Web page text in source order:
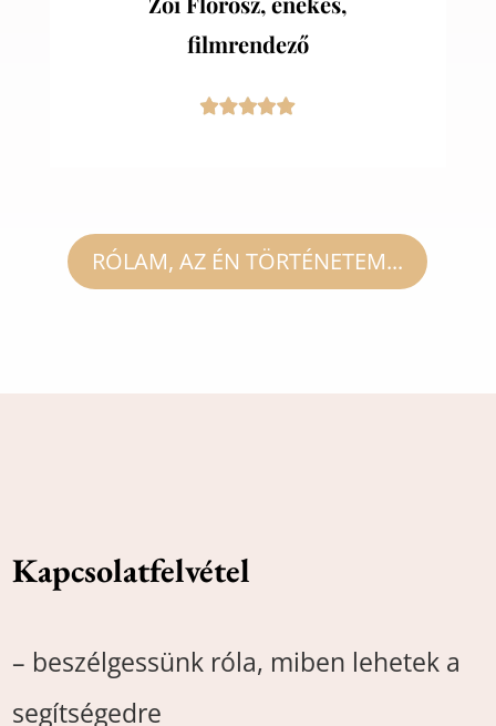
filmrendező
RÓLAM, AZ ÉN TÖRTÉNETEM...
Kapcsolatfelvétel
– beszélgessünk róla, miben lehetek a
segítségedre